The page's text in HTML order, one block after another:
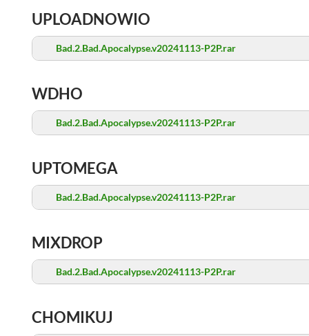
UPLOADNOWIO
Bad.2.Bad.Apocalypse.v20241113-P2P.rar
WDHO
Bad.2.Bad.Apocalypse.v20241113-P2P.rar
UPTOMEGA
Bad.2.Bad.Apocalypse.v20241113-P2P.rar
MIXDROP
Bad.2.Bad.Apocalypse.v20241113-P2P.rar
CHOMIKUJ